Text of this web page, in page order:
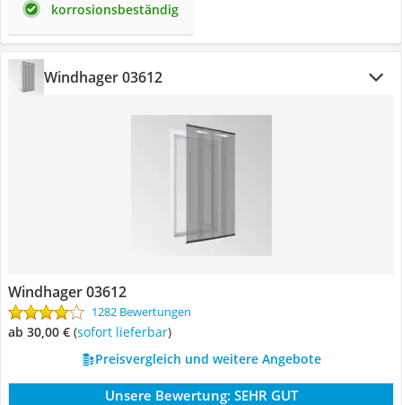
korrosionsbeständig
Windhager 03612
Windhager 03612
1282 Bewertungen
ab 30,00 € ( Sofort lieferbar)
Preisvergleich und weitere Angebote
Unsere Bewertung: SEHR GUT